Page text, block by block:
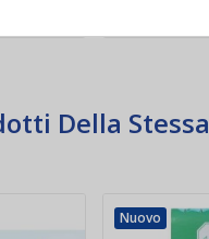
Della Stessa
Nuovo